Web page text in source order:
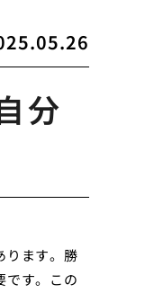
分
ります。勝
です。この